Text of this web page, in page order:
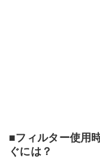
■フィルター使用
ぐには？